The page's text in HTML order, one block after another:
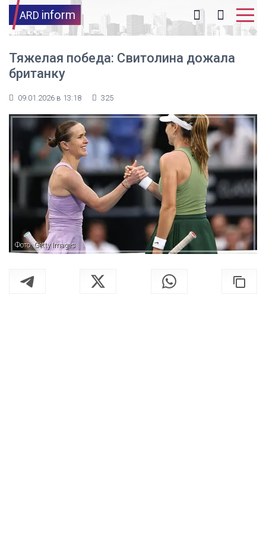
ARD inform
Тяжелая победа: Свитолина дожала
британку
09.01.2026 в 13:18 325
Фото: Getty Images